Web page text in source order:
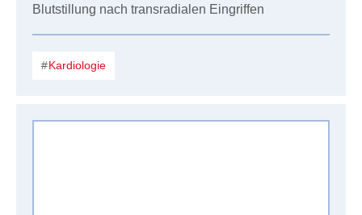
Blutstillung nach transradialen Eingriffen
Kardiologie